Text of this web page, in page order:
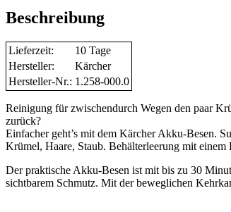
Beschreibung
Lieferzeit:
10 Tage
Hersteller:
Kärcher
Hersteller-Nr.: 1.258-000.0
Reinigung für zwischendurch Wegen den paar
zurück?
Einfacher geht’s mit dem Kärcher Akku-Besen.
Krümel, Haare, Staub. Behälterleerung mit
Der praktische Akku-Besen ist mit bis zu 30
sichtbarem Schmutz. Mit der beweglichen